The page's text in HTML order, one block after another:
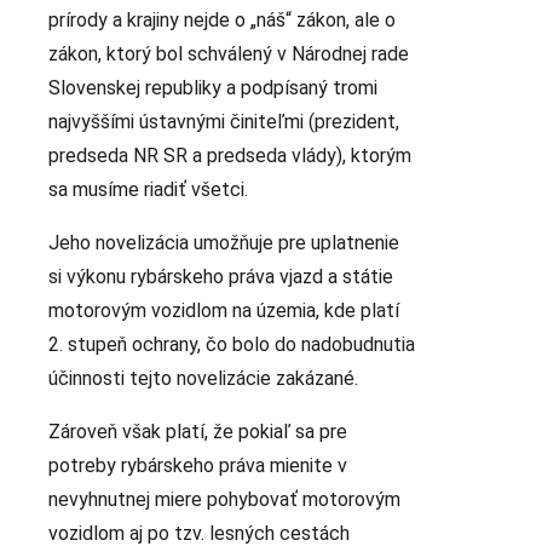
prírody a krajiny nejde o „náš“ zákon, ale o
zákon, ktorý bol schválený v Národnej rade
Slovenskej republiky a podpísaný tromi
najvyššími ústavnými činiteľmi (prezident,
predseda NR SR a predseda vlády), ktorým
sa musíme riadiť všetci.
Jeho novelizácia umožňuje pre uplatnenie
si výkonu rybárskeho práva vjazd a státie
motorovým vozidlom na územia, kde platí
2. stupeň ochrany, čo bolo do nadobudnutia
účinnosti tejto novelizácie zakázané.
Zároveň však platí, že pokiaľ sa pre
potreby rybárskeho práva mienite v
nevyhnutnej miere pohybovať motorovým
vozidlom aj po tzv. lesných cestách